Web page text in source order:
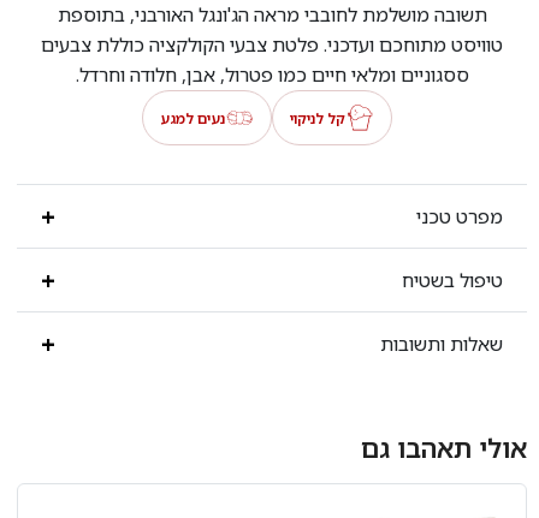
תשובה מושלמת לחובבי מראה הג'ונגל האורבני, בתוספת
טוויסט מתוחכם ועדכני. פלטת צבעי הקולקציה כוללת צבעים
ססגוניים ומלאי חיים כמו פטרול, אבן,חלודה וחרדל.
קל לניקוי נעים למגע
מפרט טכני
טיפול בשטיח
שאלות ותשובות
אולי תאהבו גם